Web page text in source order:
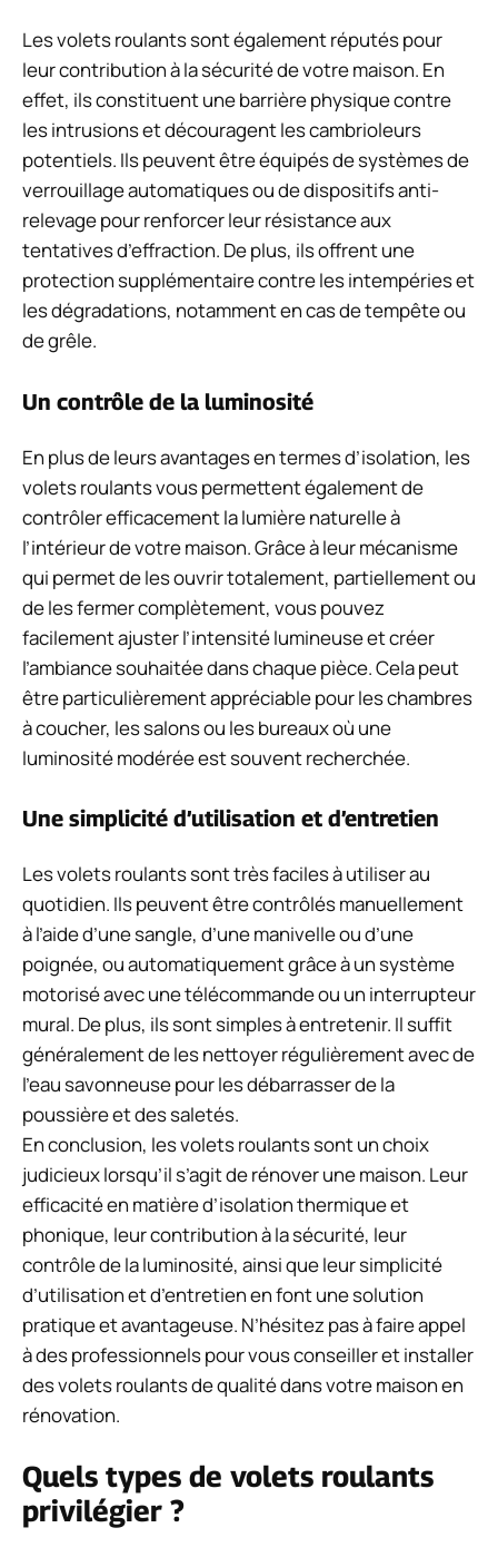
Les volets roulants sont également réputés pour
leur contribution à la sécurité de votre maison. En
effet, ils constituent une barrière physique contre
les intrusions et découragent les cambrioleurs
potentiels. Ils peuvent être équipés de systèmes de
verrouillage automatiques ou de dispositifs anti-
relevage pour renforcer leur résistance aux
tentatives d’effraction. De plus, ils offrent une
protection supplémentaire contre les intempéries et
les dégradations, notamment en cas de tempête ou
de grêle.
Un contrôle de la luminosité
En plus de leurs avantages en termes d’isolation, les
volets roulants vous permettent également de
contrôler efficacement la lumière naturelle à
l’intérieur de votre maison. Grâce à leur mécanisme
qui permet de les ouvrir totalement, partiellement ou
de les fermer complètement, vous pouvez
facilement ajuster l’intensité lumineuse et créer
l’ambiance souhaitée dans chaque pièce. Cela peut
être particulièrement appréciable pour les chambres
à coucher, les salons ou les bureaux où une
luminosité modérée est souvent recherchée.
Une simplicité d’utilisation et d’entretien
Les volets roulants sont très faciles à utiliser au
quotidien. Ils peuvent être contrôlés manuellement
à l’aide d’une sangle, d’une manivelle ou d’une
poignée, ou automatiquement grâce à un système
motorisé avec une télécommande ou un interrupteur
mural. De plus, ils sont simples à entretenir. Il suffit
généralement de les nettoyer régulièrement avec de
l’eau savonneuse pour les débarrasser de la
poussière et des saletés.
En conclusion, les volets roulants sont un choix
judicieux lorsqu’il s’agit de rénover une maison. Leur
efficacité en matière d’isolation thermique et
phonique, leur contribution à la sécurité, leur
contrôle de la luminosité, ainsi que leur simplicité
d’utilisation et d’entretien en font une solution
pratique et avantageuse. N’hésitez pas à faire appel
à des professionnels pour vous conseiller et installer
des volets roulants de qualité dans votre maison en
rénovation.
Quels types de volets roulants
privilégier ?